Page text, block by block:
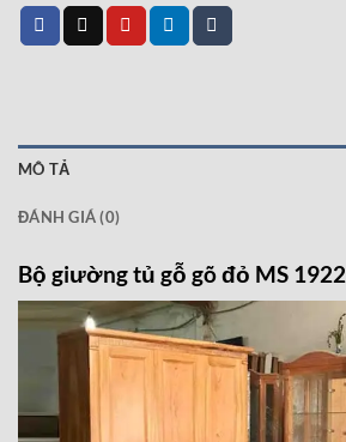
MÔ TẢ
ĐÁNH GIÁ (0)
Bộ giường tủ gỗ gõ đỏ MS 1922